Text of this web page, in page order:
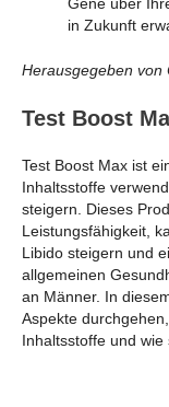
in Zukunft
Herausgegeben von
Test Boost
Test Boost Max ist
Inhaltsstoffe
steigern. Dieses
Leistungsfähigkeit,
Libido steigern und
allgemeinen
an Männer. In
Aspekte
Inhaltsstoffe und wie